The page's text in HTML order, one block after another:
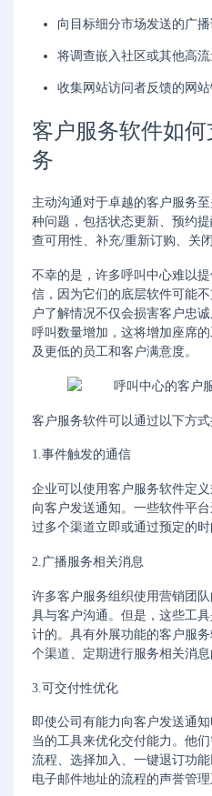
向目标细分市场发送的广播
将调查嵌入社区或其他高
收集网站访问者反馈的网
客户服务软件如
务
主动沟通对于卓越的客户服务
种问题，包括状态更新、预约
查可用性、补充/重新订购、关
不幸的是，许多呼叫中心难以
信，因为它们的底层软件可能
户了解情况不仅会损害客户忠
呼叫数量增加，这将增加座席
及更低的员工和客户满意度。
客户服务软件可以通过以下方式
1.事件触发的通信
企业可以使用客户服务软件定
向客户发送通知。一些软件平
过多个渠道立即或通过预定的时
2.广播服务相关消息
许多客户服务组织使用营销团
具与客户沟通。但是，这些工
计的。具有外展功能的客户服
个渠道、定期进行服务相关消息
3.可交付性优化
即使公司有能力向客户发送通
当的工具来优化交付能力。他
流程、选择加入、一键退订功
电子邮件地址的流程的声誉管理